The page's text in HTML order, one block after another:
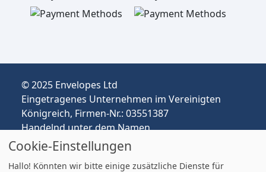
© 2025 Envelopes Ltd
Eingetragenes Unternehmen im Vereinigten
Königreich, Firmen-Nr.: 03551387
Handelnd unter dem Namen
envelopespackaging.de | Versand vom
Vereinigten Königreich nach Deutschland
Cookie-Einstellungen
Hallo! Könnten wir bitte einige zusätzliche Dienste für